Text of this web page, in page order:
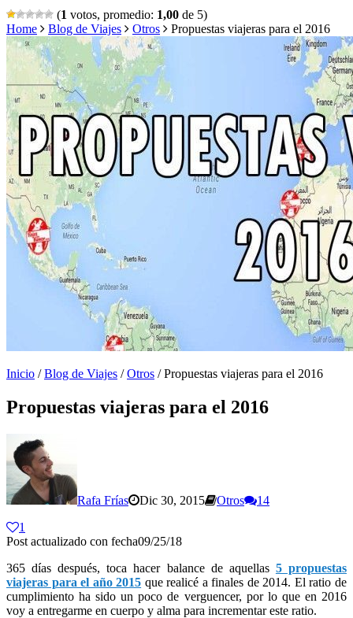
(1 votos, promedio: 1,00 de 5)
Home
Blog de Viajes Otros Propuestas viajeras para el 2016
Inicio /Blog de Viajes /Otros /Propuestas viajeras para el 2016
Propuestas viajeras para el 2016
Rafa Frías Dic 30, 2015 Otros
14
1
Post actualizado con fecha09/25/18
365 días después, toca hacer balance de aquellas 5 propuestas
viajeras para el año 2015 que realicé a finales de 2014. El ratio de
cumplimiento ha sido un poco de verguencer, por lo que en 2016
voy a entregarme en cuerpo y alma para incrementar este ratio.